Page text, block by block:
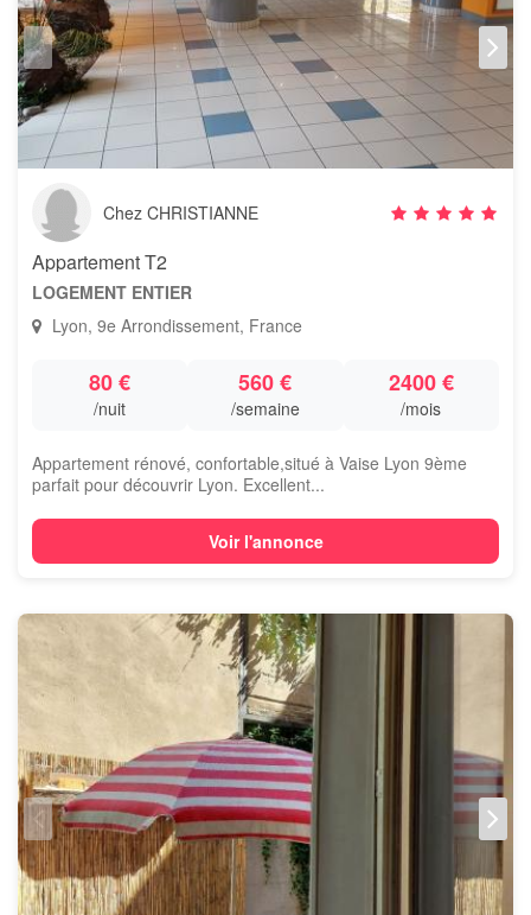
Chez CHRISTIANNE
Appartement T2
LOGEMENT ENTIER
Lyon, 9e Arrondissement, France
80 €
/nuit
560 €
/semaine
2400 €
/mois
Appartement rénové, confortable,situé à Vaise Lyon 9ème
parfait pour découvrir Lyon. Excellent...
Voir l'annonce